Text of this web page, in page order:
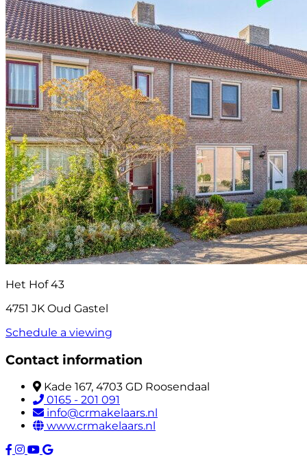
Het Hof 43
4751 JK Oud Gastel
Schedule a viewing
Contact information
Kade 167, 4703 GD Roosendaal
0165 - 201 091
info@crmakelaars.nl
www.crmakelaars.nl